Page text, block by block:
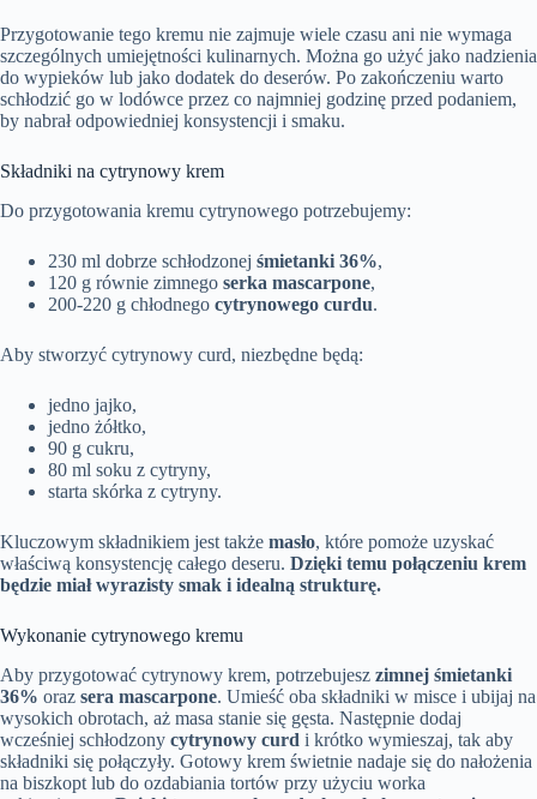
Przygotowanie tego kremu nie zajmuje wiele czasu ani nie wymaga
szczególnych umiejętności kulinarnych. Można go użyć jako nadzienia
do wypieków lub jako dodatek do deserów. Po zakończeniu warto
schłodzić go w lodówce przez co najmniej godzinę przed podaniem,
by nabrał odpowiedniej konsystencji i smaku.
Składniki na cytrynowy krem
Do przygotowania kremu cytrynowego potrzebujemy:
230 ml dobrze schłodzonej śmietanki 36%,
120 g równie zimnego serka mascarpone,
200-220 g chłodnego cytrynowego curdu.
Aby stworzyć cytrynowy curd, niezbędne będą:
jedno jajko,
jedno żółtko,
90 g cukru,
80 ml soku z cytryny,
starta skórka z cytryny.
Kluczowym składnikiem jest także masło, które pomoże uzyskać
właściwą konsystencję całego deseru. Dzięki temu połączeniu krem
będzie miał wyrazisty smak i idealną strukturę.
Wykonanie cytrynowego kremu
Aby przygotować cytrynowy krem, potrzebujesz zimnej śmietanki
36% oraz sera mascarpone. Umieść oba składniki w misce i ubijaj na
wysokich obrotach, aż masa stanie się gęsta. Następnie dodaj
wcześniej schłodzony cytrynowy curd i krótko wymieszaj, tak aby
składniki się połączyły. Gotowy krem świetnie nadaje się do nałożenia
na biszkopt lub do ozdabiania tortów przy użyciu worka